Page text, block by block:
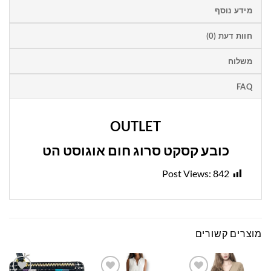
מידע נוסף
חוות דעת (0)
משלוח
FAQ
OUTLET
כובע קסקט סרוג חום אוגוסט הט
Post Views: 842
מוצרים קשורים